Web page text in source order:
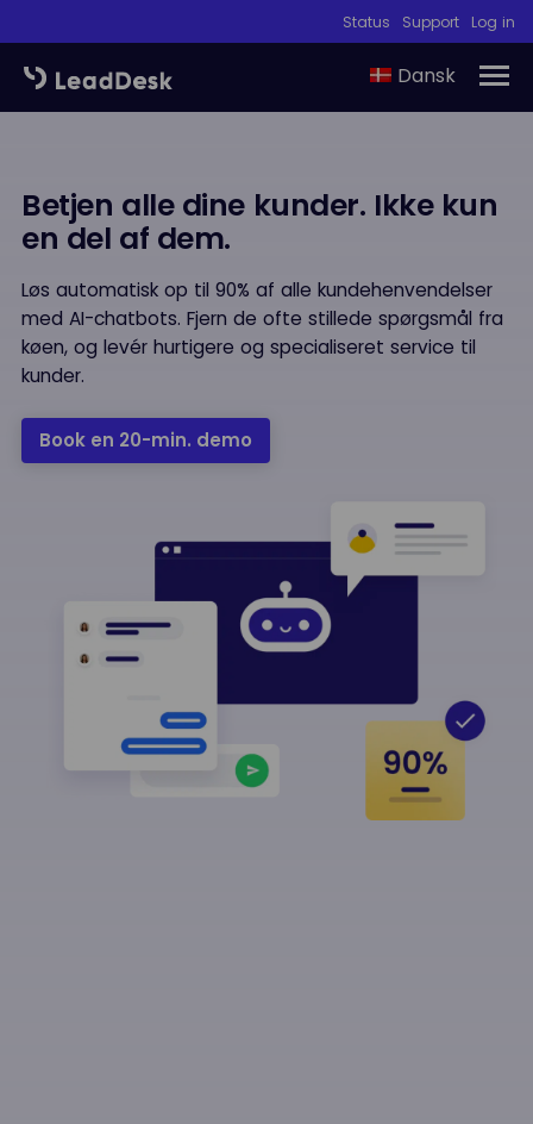
Status Support Log in
Dansk
Betjen alle dine kunder. Ikke kun
en del af dem.
Løs automatisk op til 90% af alle kundehenvendelser
med AI-chatbots. Fjern de ofte stillede spørgsmål fra
køen, og levér hurtigere og specialiseret service til
kunder.
Book en 20-min. demo